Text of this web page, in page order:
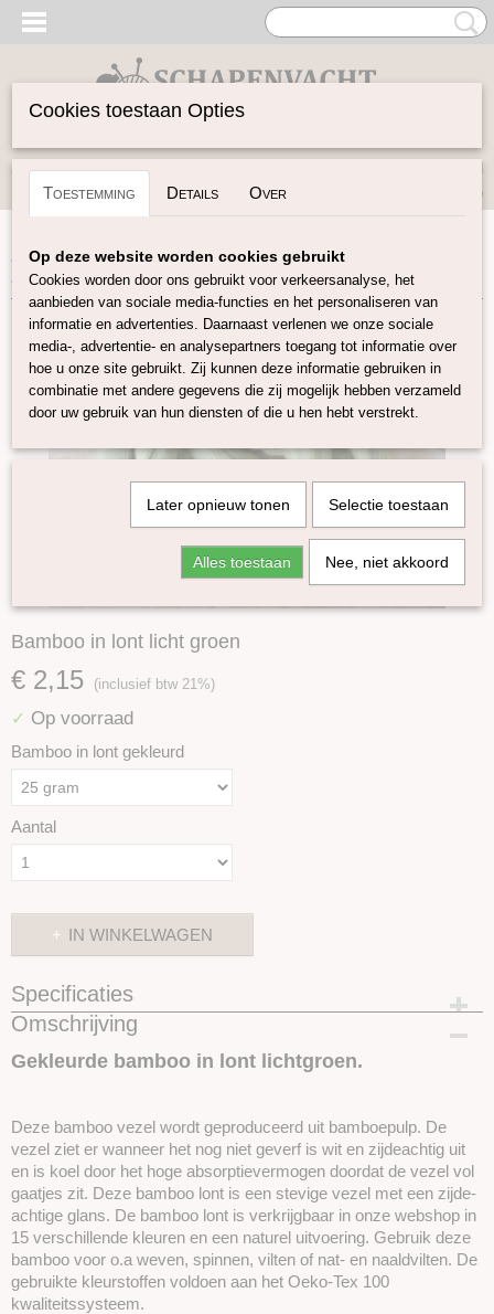
Inloggen Registreren
(0)
Home>Vilten>Plantaardige vezels>Bamboo in lont
Bamboo in lont licht groen
Bamboo in lont licht groen
€ 2,15 (inclusief btw 21%)
✓ Op voorraad
Bamboo in lont gekleurd
Aantal
IN WINKELWAGEN
Specificaties
Productcode
Omschrijving
Gekleurde bamboo in lont lichtgroen.
Deze bamboo vezel wordt geproduceerd uit bamboepulp. De
vezel ziet er wanneer het nog niet geverf is wit en zijdeachtig uit
en is koel door het hoge absorptievermogen doordat de vezel vol
gaatjes zit. Deze bamboo lont is een stevige vezel met een zijde-
achtige glans. De bamboo lont is verkrijgbaar in onze webshop in
15 verschillende kleuren en een naturel uitvoering. Gebruik deze
bamboo voor o.a weven, spinnen, vilten of nat- en naaldvilten. De
gebruikte kleurstoffen voldoen aan het Oeko-Tex 100
kwaliteitssysteem.
Cookies toestaan Opties
Toestemming Details Over
Op deze website worden cookies gebruikt
Cookies worden door ons gebruikt voor verkeersanalyse, het
aanbieden van sociale media-functies en het personaliseren van
informatie en advertenties. Daarnaast verlenen we onze sociale
media-, advertentie- en analysepartners toegang tot informatie over
hoe u onze site gebruikt. Zij kunnen deze informatie gebruiken in
combinatie met andere gegevens die zij mogelijk hebben verzameld
door uw gebruik van hun diensten of die u hen hebt verstrekt.
Later opnieuw tonen Selectie toestaan
Alles toestaan Nee, niet akkoord